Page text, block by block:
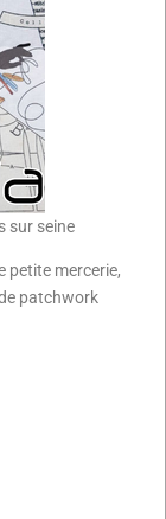
sur seine
petite mercerie,
patchwork